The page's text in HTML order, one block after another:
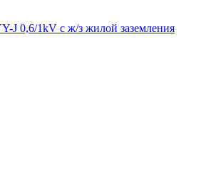
J 0,6/1kV с ж/з жилой заземления